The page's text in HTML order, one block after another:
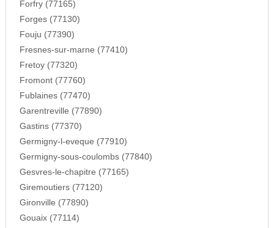
Forfry (77165)
Forges (77130)
Fouju (77390)
Fresnes-sur-marne (77410)
Fretoy (77320)
Fromont (77760)
Fublaines (77470)
Garentreville (77890)
Gastins (77370)
Germigny-l-eveque (77910)
Germigny-sous-coulombs (77840)
Gesvres-le-chapitre (77165)
Giremoutiers (77120)
Gironville (77890)
Gouaix (77114)